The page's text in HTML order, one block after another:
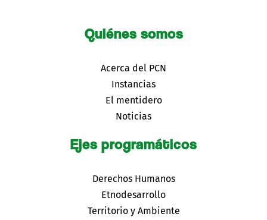
Quiénes somos
Acerca del PCN
Instancias
El mentidero
Noticias
Ejes programáticos
Derechos Humanos
Etnodesarrollo
Territorio y Ambiente